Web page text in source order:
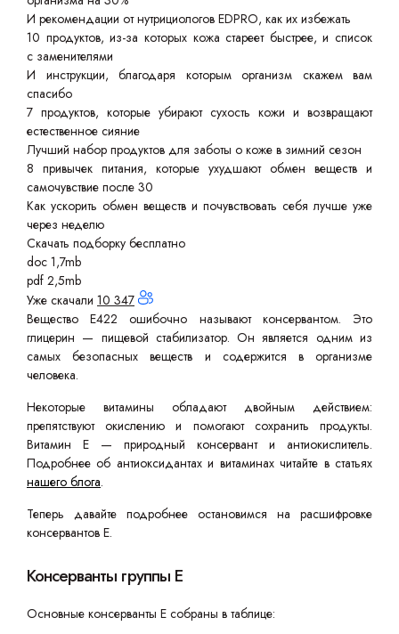
И рекомендации от нутрициологов EDPRO, как их избежать
10 продуктов, из-за которых кожа стареет быстрее, и список
с заменителями
И инструкции, благодаря которым организм скажем вам
спасибо
7 продуктов, которые убирают сухость кожи и возвращают
естественное сияние
Лучший набор продуктов для заботы о коже в зимний сезон
8 привычек питания, которые ухудшают обмен веществ и
самочувствие после 30
Как ускорить обмен веществ и почувствовать себя лучше уже
через неделю
Скачать подборку бесплатно
doc 1,7mb
pdf 2,5mb
Уже скачали 10 347
Вещество Е422 ошибочно называют консервантом. Это
глицерин — пищевой стабилизатор. Он является одним из
самых безопасных веществ и содержится в организме
человека.
Некоторые витамины обладают двойным действием:
препятствуют окислению и помогают сохранить продукты.
Витамин Е — природный консервант и антиокислитель.
Подробнее об антиоксидантах и витаминах читайте в статьях
нашего блога.
Теперь давайте подробнее остановимся на расшифровке
консервантов Е.
Консерванты группы Е
Основные консерванты Е собраны в таблице: